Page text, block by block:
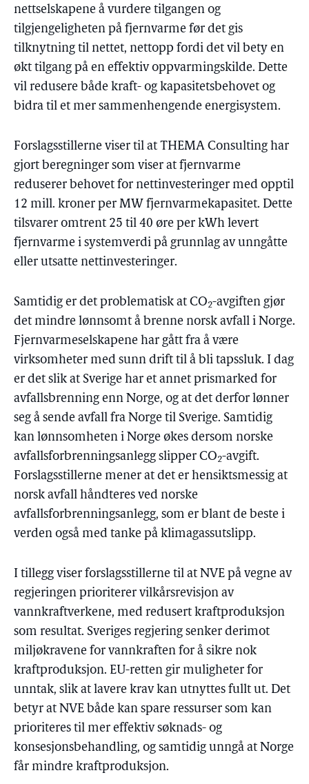
nettselskapene å vurdere tilgangen og
tilgjengeligheten på fjernvarme før det gis
tilknytning til nettet, nettopp fordi det vil bety en
økt tilgang på en effektiv oppvarmingskilde. Dette
vil redusere både kraft- og kapasitetsbehovet og
bidra til et mer sammenhengende energisystem.
Forslagsstillerne viser til at THEMA Consulting har
gjort beregninger som viser at fjernvarme
reduserer behovet for nettinvesteringer med opptil
12 mill. kroner per MW fjernvarmekapasitet. Dette
tilsvarer omtrent 25 til 40 øre per kWh levert
fjernvarme i systemverdi på grunnlag av unngåtte
eller utsatte nettinvesteringer.
Samtidig er det problematisk at CO2-avgiften gjør
det mindre lønnsomt å brenne norsk avfall i Norge.
Fjernvarmeselskapene har gått fra å være
virksomheter med sunn drift til å bli tapssluk. I dag
er det slik at Sverige har et annet prismarked for
avfallsbrenning enn Norge, og at det derfor lønner
seg å sende avfall fra Norge til Sverige. Samtidig
kan lønnsomheten i Norge økes dersom norske
avfallsforbrenningsanlegg slipper CO2-avgift.
Forslagsstillerne mener at det er hensiktsmessig at
norsk avfall håndteres ved norske
avfallsforbrenningsanlegg, som er blant de beste i
verden også med tanke på klimagassutslipp.
I tillegg viser forslagsstillerne til at NVE på vegne av
regjeringen prioriterer vilkårsrevisjon av
vannkraftverkene, med redusert kraftproduksjon
som resultat. Sveriges regjering senker derimot
miljøkravene for vannkraften for å sikre nok
kraftproduksjon. EU-retten gir muligheter for
unntak, slik at lavere krav kan utnyttes fullt ut. Det
betyr at NVE både kan spare ressurser som kan
prioriteres til mer effektiv søknads- og
konsesjonsbehandling, og samtidig unngå at Norge
får mindre kraftproduksjon.